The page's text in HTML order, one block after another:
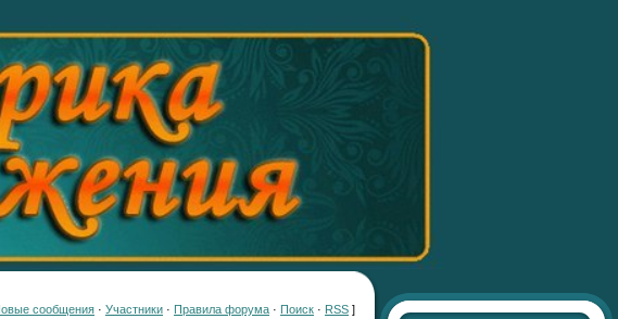
сообщения · Участники · Правила форума · Поиск · RSS ]